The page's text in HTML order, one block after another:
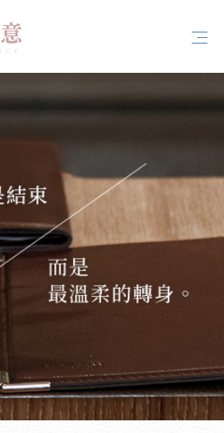
關於緻憶創意
案例分享
服務內容
聯絡我們